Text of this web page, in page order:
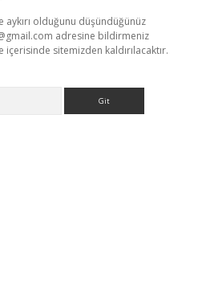
olduğunu düşündüğünüz
adresine bildirmeniz
sitemizden kaldırılacaktır.